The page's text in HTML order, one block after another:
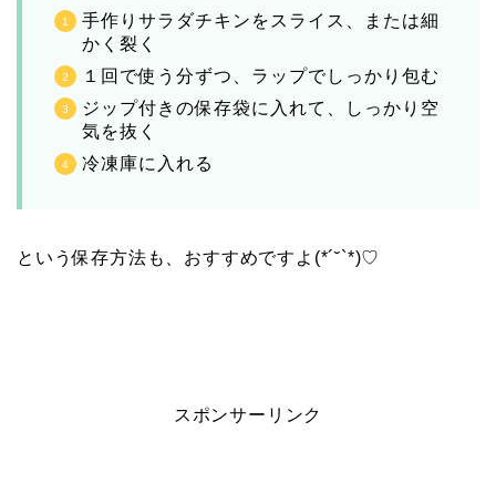
手作りサラダチキンをスライス、または細
かく裂く
１回で使う分ずつ、ラップでしっかり包む
ジップ付きの保存袋に入れて、しっかり空
気を抜く
冷凍庫に入れる
という保存方法も、おすすめですよ(*´˘`*)♡
スポンサーリンク